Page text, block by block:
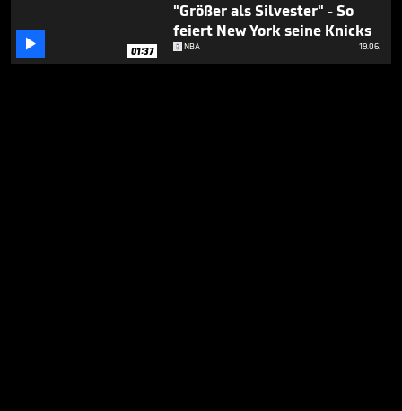
 01:37
"Größer als Silvester" - So
feiert New York seine Knicks
NBA 19.06.